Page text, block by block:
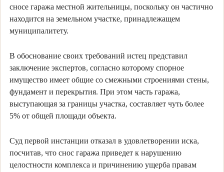
сносе гаража местной жительницы, поскольку он частично
находится на земельном участке, принадлежащем
муниципалитету.
В обоснование своих требований истец представил
заключение экспертов, согласно которому спорное
имущество имеет общие со смежными строениями стены,
фундамент и перекрытия. При этом часть гаража,
выступающая за границы участка, составляет чуть более
5% от общей площади объекта.
Суд первой инстанции отказал в удовлетворении иска,
посчитав, что снос гаража приведет к нарушению
целостности комплекса и причинению ущерба правам